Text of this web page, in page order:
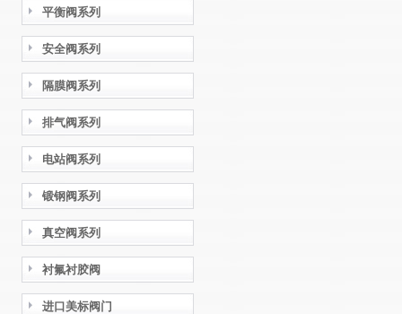
平衡阀系列
安全阀系列
隔膜阀系列
排气阀系列
电站阀系列
锻钢阀系列
真空阀系列
衬氟衬胶阀
进口美标阀门